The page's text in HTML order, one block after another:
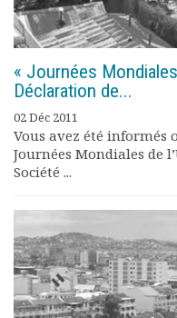
« Journées
Déclaration de...
02 Déc 2011
Vous avez été informés
Journées Mondiales de
Société ...